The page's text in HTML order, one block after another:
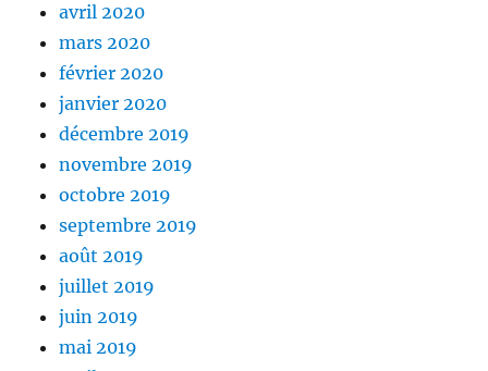
avril 2020
mars 2020
février 2020
janvier 2020
décembre 2019
novembre 2019
octobre 2019
septembre 2019
août 2019
juillet 2019
juin 2019
mai 2019